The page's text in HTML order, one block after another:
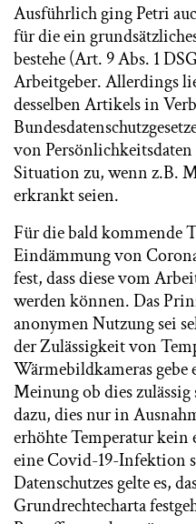
Ausführlich ging Petri
für die ein
bestehe (Art. 9 Abs. 1
Arbeitgeber. Allerdings
desselben Artikels in
von
Situation zu, wenn z.B.
erkrankt seien.
Für die bald kommende
Eindämmung von
fest, dass diese vom
werden können. Das
anonymen Nutzung sei
der Zulässigkeit von
Wärmebildkameras gebe
Meinung ob dies zulässig
dazu, dies nur in
erhöhte Temperatur
eine Covid-19-Infektion
Datenschutzes gelte es,
Grundrechtecharta